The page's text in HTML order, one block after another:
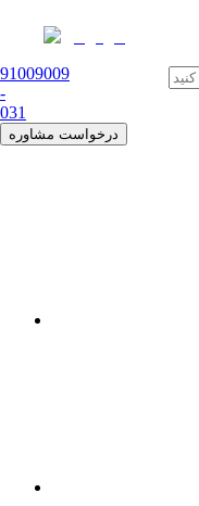
91009009
-
031
درخواست مشاوره